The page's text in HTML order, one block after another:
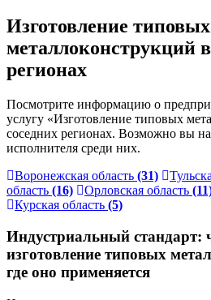
Изготовление типовых
металлоконструкций
регионах
Посмотрите информацию о
услугу «Изготовление типовых
соседних регионах. Возможно вы
исполнителя среди них.
Воронежская область (31)
область (16) Орловская область
Курская область (5)
Индустриальный стандарт:
изготовление типовых
где оно применяется